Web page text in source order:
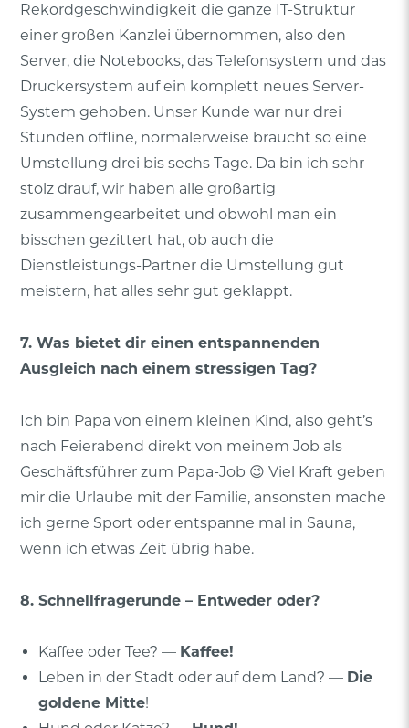
Rekordgeschwindigkeit die ganze IT-Struktur
einer großen Kanzlei übernommen, also den
Server, die Notebooks, das Telefonsystem und das
Druckersystem auf ein komplett neues Server-
System gehoben. Unser Kunde war nur drei
Stunden offline, normalerweise braucht so eine
Umstellung drei bis sechs Tage. Da bin ich sehr
stolz drauf, wir haben alle großartig
zusammengearbeitet und obwohl man ein
bisschen gezittert hat, ob auch die
Dienstleistungs-Partner die Umstellung gut
meistern, hat alles sehr gut geklappt.
7. Was bietet dir einen entspannenden
Ausgleich nach einem stressigen Tag?
Ich bin Papa von einem kleinen Kind, also geht’s
nach Feierabend direkt von meinem Job als
Geschäftsführer zum Papa-Job 😉 Viel Kraft geben
mir die Urlaube mit der Familie, ansonsten mache
ich gerne Sport oder entspanne mal in Sauna,
wenn ich etwas Zeit übrig habe.
8. Schnellfragerunde – Entweder oder?
Kaffee oder Tee? — Kaffee!
Leben in der Stadt oder auf dem Land? — Die
goldene Mitte!